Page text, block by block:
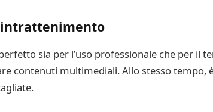
sia per l’uso professionale che per
contenuti multimediali. Allo stesso